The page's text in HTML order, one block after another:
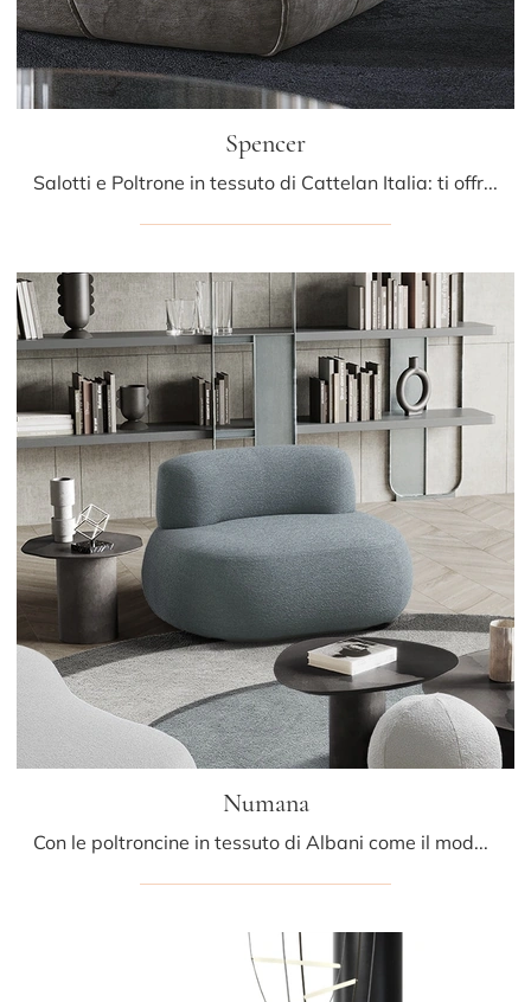
Spencer
Salotti e Poltrone in tessuto di Cattelan Italia: ti offriamo il modello Spencer in tessuto per completare i tuoi spazi.
Numana
Con le poltroncine in tessuto di Albani come il modello Numana potrai ultimare il tuo concept d'arredo.